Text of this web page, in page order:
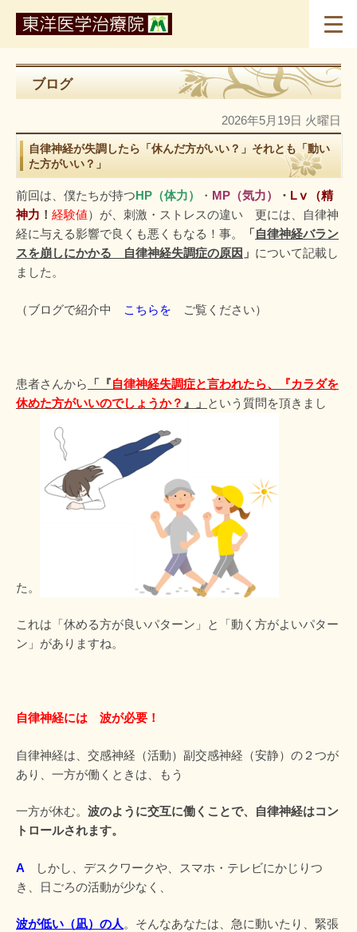
ブログ
2026年5月19日 火曜日
自律神経が失調したら「休んだ方がいい？」それとも「動い
た方がいい？」
前回は、僕たちが持つHP （体力） ・ MP （気力） ・ Lⅴ（精
神力 ！ 経験値）が、刺激・ストレスの違い 更には、自律神
経に与える影響で良くも悪くもなる！事。
「自律神経バラン
スを崩しにかかる 自律神経失調症の原因 」 について記載し
ました。
（ブログで紹介中 こちらを ご覧ください）
患者さんから 「『自律神経失調症と言われたら、『カラダを
休めた方がいいのでしょうか？ 』」 という質問を頂きまし
た。
これは「休める方が良いパターン」と「動く方がよいパター
ン」がありますね。
自律神経には 波が必要！
自律神経は、交感神経（活動）副交感神経（安静）の２つが
あり、一方が働くときは、もう
一方が休む。 波のように交互に働くことで、自律神経はコン
トロールされます。
A
しかし、デスクワークや、スマホ・テレビにかじりつ
き、日ごろの活動が少なく、
波が低い（凪）の人 。そんなあなたは、急に動いたり、緊張